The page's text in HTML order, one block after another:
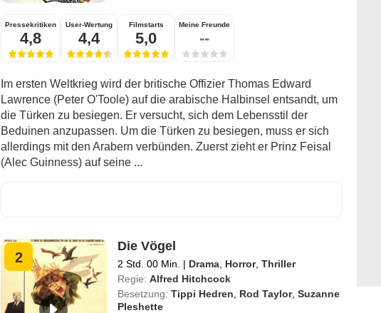
Pressekritiken
4,8
User-Wertung
4,4
Filmstarts
5,0
Meine Freunde
--
Im ersten Weltkrieg wird der britische Offizier Thomas Edward
Lawrence (Peter O'Toole) auf die arabische Halbinsel entsandt, um
die Türken zu besiegen. Er versucht, sich dem Lebensstil der
Beduinen anzupassen. Um die Türken zu besiegen, muss er sich
allerdings mit den Arabern verbünden. Zuerst zieht er Prinz Feisal
(Alec Guinness) auf seine ...
2
Die Vögel
2 Std. 00 Min. | Drama, Horror, Thriller
Regie: Alfred Hitchcock
Besetzung: Tippi Hedren Rod Taylor, Suzanne
Pleshette